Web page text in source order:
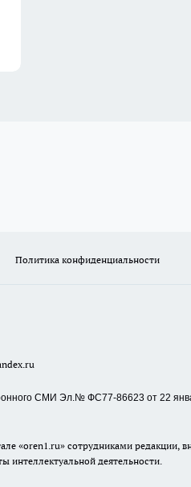
Политика конфиденциальности
СМИ Эл.№ ФС77-86623 от 22
«oren1.ru» сотрудниками редакции,
интеллектуальной деятельности.